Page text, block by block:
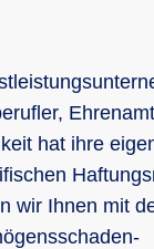
hat ihre
wir Ihnen mit